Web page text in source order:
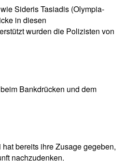
Sideris Tasiadis (Olympia-
in diesen
wurden die Polizisten von
Bankdrücken und dem
bereits ihre Zusage gegeben,
nachzudenken.